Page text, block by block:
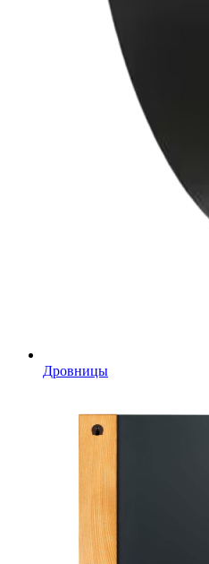
Дровницы